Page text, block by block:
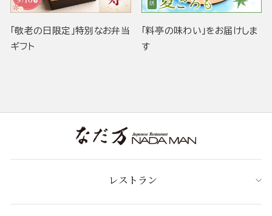
「敬老の日限定」特別なお弁当
ギフト
「料亭の味わい」をお届けしま
す
レストラン